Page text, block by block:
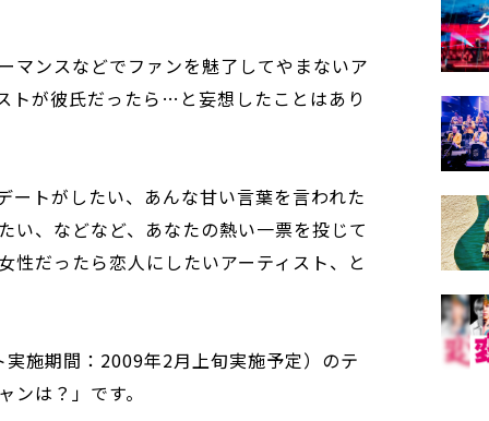
マンスなどでファンを魅了してやまないア
トが彼氏だったら…と妄想したことはあり
ートがしたい、あんな甘い言葉を言われた
い、などなど、あなたの熱い一票を投じて
性だったら恋人にしたいアーティスト、と
施期間：2009年2月上旬実施予定）のテ
は？」です。